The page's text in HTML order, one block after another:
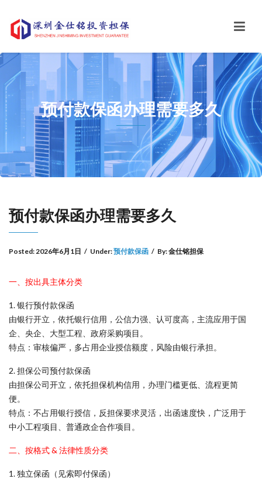
预付款保函办理需要多久
预付款保函办理需要多久
Posted:2026年6月1日 / Under:预付款保函 / By:金仕铭担保
一、按出具主体分类
1. 银行预付款保函
由银行开立，依托银行信用，公信力强、认可度高，主流应用于国
企、央企、大型工程、政府采购项目。
特点：审核偏严，多占用企业授信额度，风险由银行承担。
2. 担保公司预付款保函
由担保公司开立，依托担保机构信用，办理门槛更低、流程更简
便。
特点：不占用银行授信，反担保要求灵活，出函速度快，广泛用于
中小工程项目、普通政企合作项目。
二、按格式 & 法律性质分类
1. 独立保函（见索即付保函）